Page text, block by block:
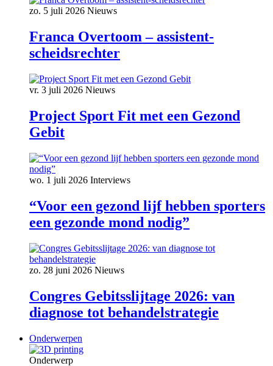
zo. 5 juli 2026 Nieuws
Franca Overtoom – assistent-
scheidsrechter
vr. 3 juli 2026 Nieuws
Project Sport Fit met een Gezond
Gebit
wo. 1 juli 2026 Interviews
“Voor een gezond lijf hebben sporters
een gezonde mond nodig”
zo. 28 juni 2026 Nieuws
Congres Gebitsslijtage 2026: van
diagnose tot behandelstrategie
Onderwerpen
Onderwerp